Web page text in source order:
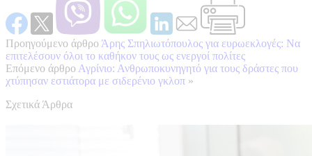
Προηγούμενο άρθρο Άρης Σπηλιωτόπουλος για ευρωεκλογές: Να
επιτελέσουν όλοι το καθήκον τους ως ενεργοί πολίτες
Επόμενο άρθρο Αγρίνιο: Ανθρωποκυνηγητό για τους δράστες που
χτύπησαν εστιάτορα με σιδερένιο γκλοπ »
Σχετικά Άρθρα